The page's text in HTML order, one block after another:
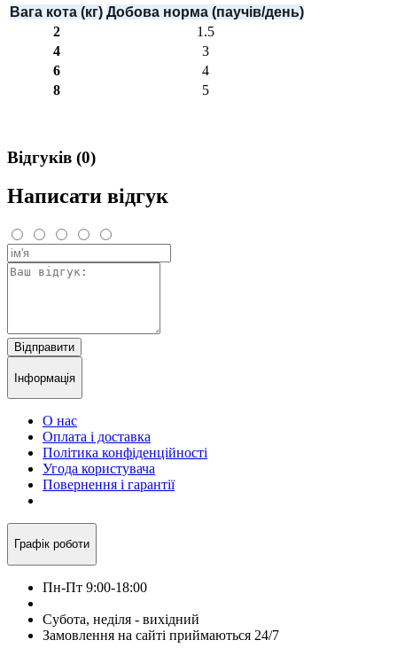
Вага кота (кг) Добова норма (паучів/день)
2
1.5
4
3
6
4
8
5
Відгуків (0)
Написати відгук
Відправити
Інформація
О нас
Оплата і доставка
Політика конфіденційності
Угода користувача
Повернення і гарантії
Графік роботи
Пн-Пт 9:00-18:00
Субота, неділя - вихідний
Замовлення на сайті приймаються 24/7